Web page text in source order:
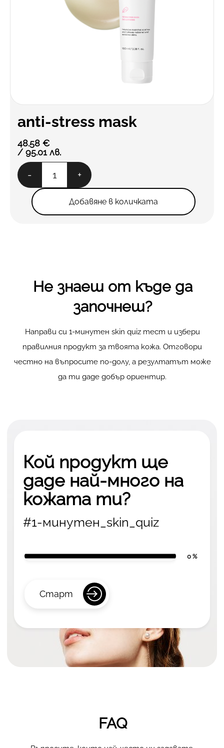
anti-stress mask
48.58 €
/ 95.01 лв.
-
количество
anti-
+
Добавяне в количката
Не знаеш от къде да
започнеш?
Направи си 1-минутен skin quiz тест и избери
правилния продукт за твоята кожа. Отговори
честно на въпросите по-долу, а резултатът може
да ти даде добър ориентир.
Кой продукт ще
даде най-много на
кожата ти?
#1-минутен_skin_quiz
0 %
Старт
FAQ